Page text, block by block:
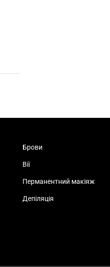
Брови
Вії
Перманентний макіяж
Депіляція